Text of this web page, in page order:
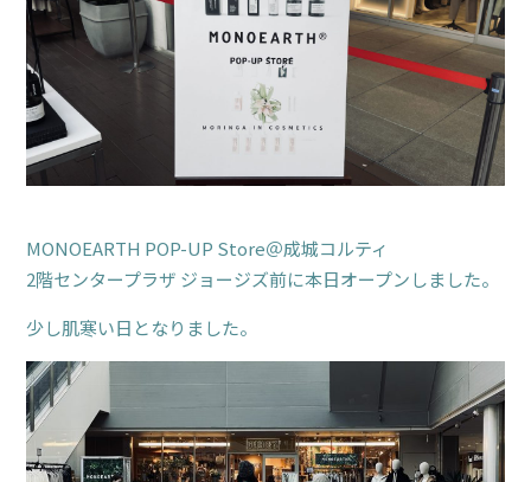
MONOEARTH POP-UP Store＠成城コルティ
2階センタープラザ ジョージズ前に本日オープンしました。
少し肌寒い日となりました。